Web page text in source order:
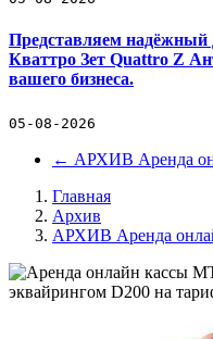
Представляем надёжный
Кваттро Зет Quattro Z
вашего бизнеса.
05-08-2026
← АРХИВ Аренда
Главная
Архив
АРХИВ Аренда